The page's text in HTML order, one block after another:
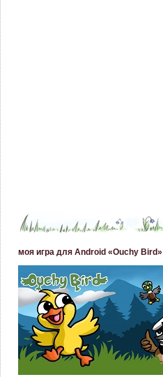
моя игра для Android «Ouchy Bird»